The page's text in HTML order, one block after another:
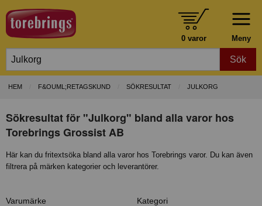
Meny
0 varor
Sök
HEM F&OUML;RETAGSKUND SÖKRESULTAT JULKORG
Sökresultat för "Julkorg" bland alla varor hos
Torebrings Grossist AB
Här kan du fritextsöka bland alla varor hos Torebrings varor. Du kan även
filtrera på märken kategorier och leverantörer.
Varumärke Kategori